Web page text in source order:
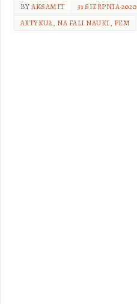
BYAKSAMIT
31 SIERPNIA 2020
ARTYKUŁ, NA FALI NAUKI, PEM